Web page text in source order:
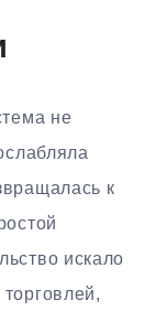
не
к
искало